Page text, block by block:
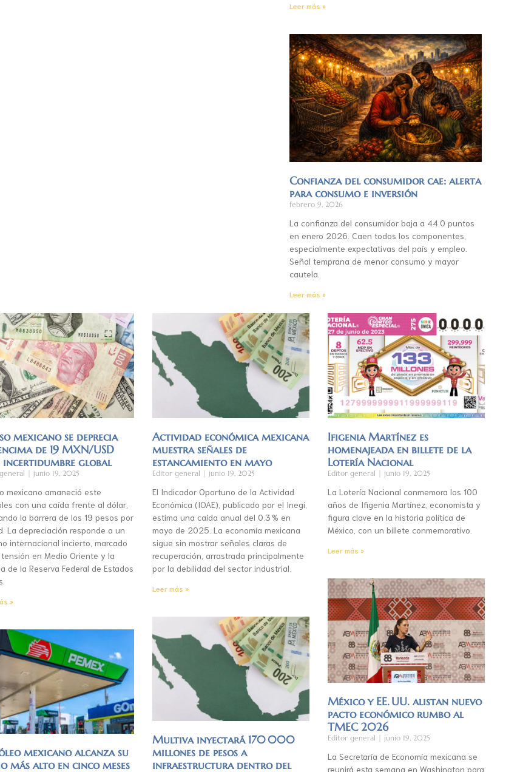
Leer más »
Confianza del consumidor cae: alerta
para consumo e inversión
febrero 9, 2026
La confianza del consumidor baja a 44.0 puntos
en enero 2026. Caen todos los componentes,
especialmente expectativas del país y empleo.
Señal temprana de menor consumo y mayor
cautela.
Leer más »
mexicano se deprecia
de 19 MXN/USD
incertidumbre global
junio 19, 2025
mexicano amaneció este
con una caída frente al dólar,
la barrera de los 19 pesos por
La depreciación responde a un
internacional incierto, marcado
en Medio Oriente y la
de la Reserva Federal de Estados
»
Actividad económica mexicana
muestra señales de
estancamiento en mayo
Editor general junio 19, 2025
El Indicador Oportuno de la Actividad
Económica (IOAE), publicado por el Inegi,
estima una caída anual del 0.3 % en
mayo de 2025. La economía mexicana
sigue sin mostrar señales claras de
recuperación, arrastrada principalmente
por la debilidad del sector industrial.
Leer más »
Ifigenia Martínez es
homenajeada en billete de la
Lotería Nacional
Editor general junio 19, 2025
La Lotería Nacional conmemora los 100
años de Ifigenia Martínez, economista y
figura clave en la historia política de
México, con un billete conmemorativo.
Leer más »
mexicano alcanza su
más alto en cinco meses
Multiva inyectará 170 000
millones de pesos a
infraestructura dentro del
México y EE. UU. alistan nuevo
pacto económico rumbo al
TMEC 2026
Editor general junio 19, 2025
La Secretaría de Economía mexicana se
reunirá esta semana en Washington para